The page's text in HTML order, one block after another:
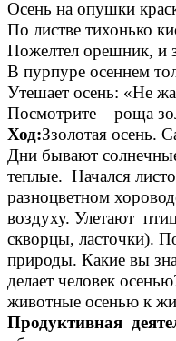
Осень на опушки
По листве тихонько
Пожелтел орешник, и
В пурпуре осеннем
Утешает осень: «Не
Посмотрите – роща
Ход:Ззолотая осень.
Дни бывают
теплые. Начался
разноцветном
воздуху. Улетают
скворцы, ласточки).
природы. Какие вы
делает человек
животные осенью к
Продуктивная